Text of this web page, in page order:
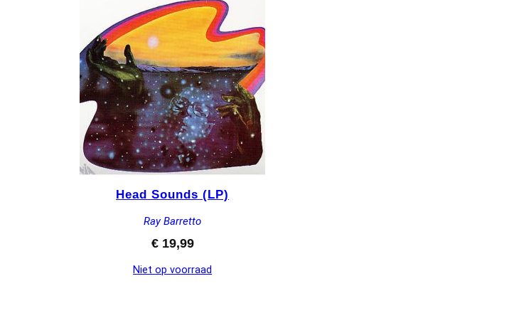
Head Sounds (LP)
Ray Barretto
€19,99
Niet op voorraad